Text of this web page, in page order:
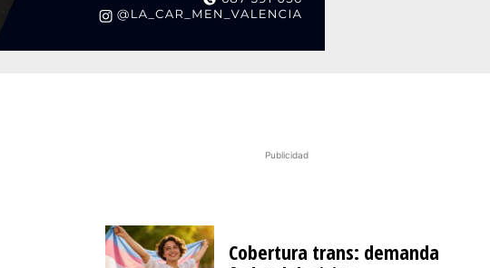
Publicidad
Cobertura trans: demanda